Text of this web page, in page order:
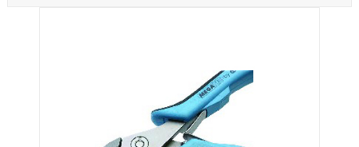
Concentration